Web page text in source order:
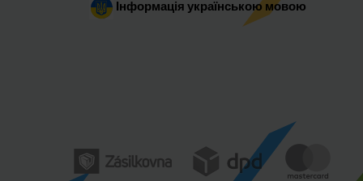
Інформація українською мовою